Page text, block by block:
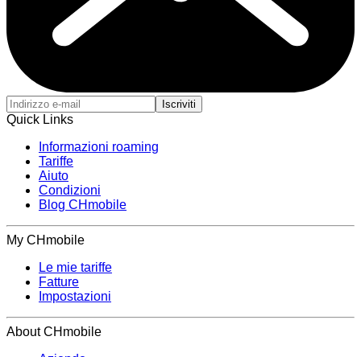
Iscriviti
Quick Links
Informazioni roaming
Tariffe
Aiuto
Condizioni
Blog CHmobile
My CHmobile
Le mie tariffe
Fatture
Impostazioni
About CHmobile